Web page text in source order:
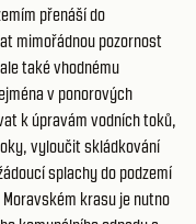
přenáší do
mimořádnou pozornost
také vhodnému
v ponorových
k úpravám vodních toků,
vyloučit skládkování
splachy do podzemí
krasu je nutno